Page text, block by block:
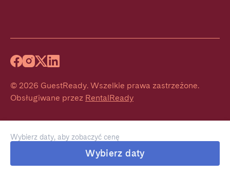
Wybierz daty, aby zobaczyć cenę
Wybierz daty
© 2026 GuestReady. Wszelkie prawa zastrzeżone.
Obsługiwane przez RentalReady